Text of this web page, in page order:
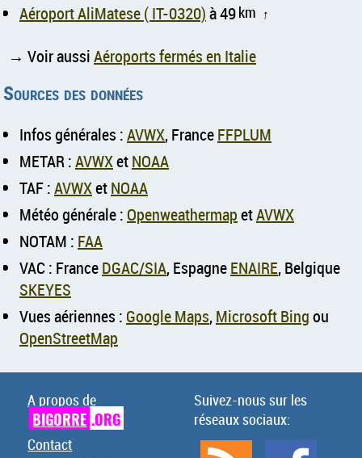
Aéroport AliMatese ( IT-0320)à 49km ↑
→ Voir aussiAéroports fermés en Italie
Sources des données
Infos générales :AVWX, FranceFFPLUM
METAR :AVWXetNOAA
TAF :AVWXetNOAA
Météo générale : OpenweathermapetAVWX
NOTAM : FAA
VAC : FranceDGAC/SIA, EspagneENAIRE, Belgique
SKEYES
Vues aériennes : Google Maps,Microsoft Bingou
OpenStreetMap
A propos de
BIGORRE .ORG
Contact
Suivez-nous sur les
réseaux sociaux: